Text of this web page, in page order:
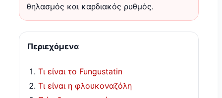
θηλασμός και καρδιακός ρυθμός.
Περιεχόμενα
Τι είναι το Fungustatin
Τι είναι η φλουκοναζόλη